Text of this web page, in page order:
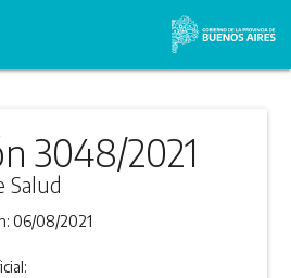
3048/2021
Salud
06/08/2021